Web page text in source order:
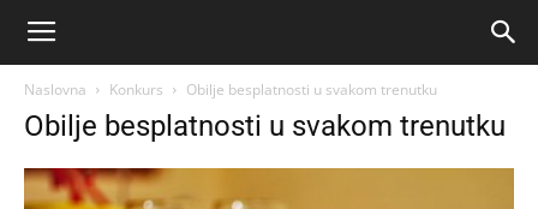
Naslovna Konkurs Obilje besplatnosti u svakom trenutku
Obilje besplatnosti u svakom trenutku